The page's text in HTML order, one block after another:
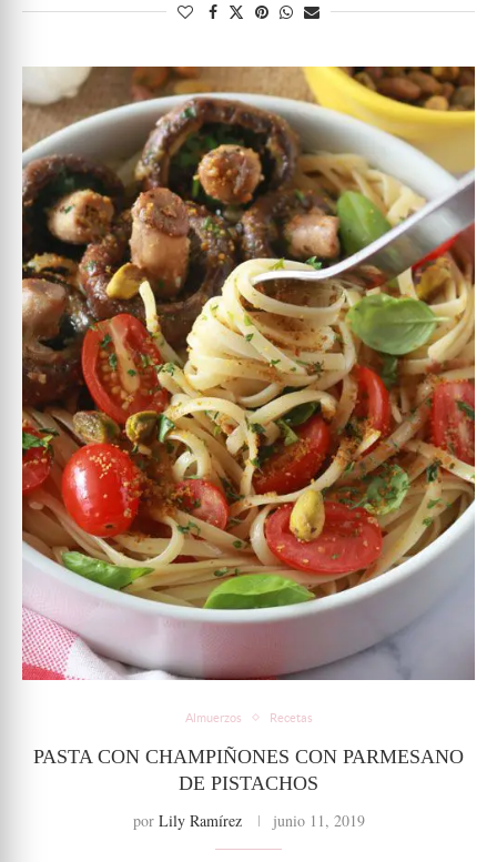
Almuerzos Recetas
PASTA CON CHAMPIÑONES CON PARMESANO
DE PISTACHOS
por Lily Ramírez junio 11, 2019